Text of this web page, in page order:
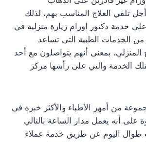
تلقي العلاج المناسب بهم، لذلك
خدمة دكتور اورام زيارة منزلية في
الخدمات الطبية التي تساعد
المنزلي، بمعنى أنهم يتواصلون مع أحد
الخدمة والتي على رأسها مركز
من أمهر الأطباء والأكثر خبرة في
على أنه يعمل مدار الساعة بالتالي
طوال اليوم عن طريق خدمة عملاء